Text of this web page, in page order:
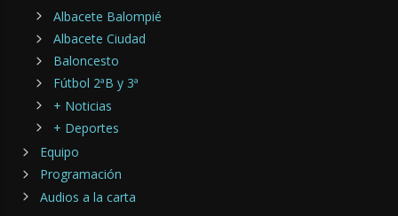
Albacete Balompié
Albacete Ciudad
Baloncesto
Fútbol 2ªB y 3ª
+ Noticias
+ Deportes
Equipo
Programación
Audios a la carta